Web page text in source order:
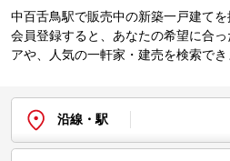
中百舌鳥駅で販売中の新築一戸建てを
会員登録すると、あなたの希望に合
アや、人気の一軒家・建売を検索でき
沿線・駅